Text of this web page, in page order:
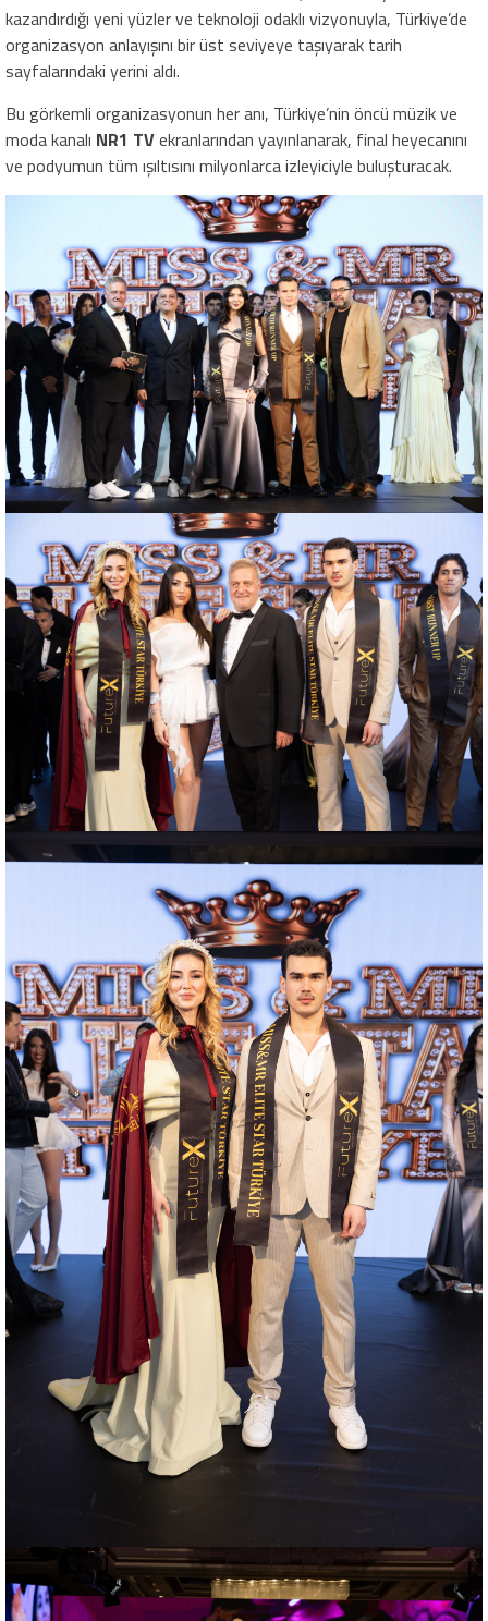
kazandırdığı yeni yüzler ve teknoloji odaklı vizyonuyla, Türkiye’de
organizasyon anlayışını bir üst seviyeye taşıyarak tarih
sayfalarındaki yerini aldı.
Bu görkemli organizasyonun her anı, Türkiye’nin öncü müzik ve
moda kanalı NR1 TVekranlarından yayınlanarak, final heyecanını
ve podyumun tüm ışıltısını milyonlarca izleyiciyle buluşturacak.